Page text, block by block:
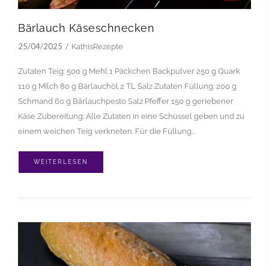
Bärlauch Käseschnecken
25/04/2025 KathisRezepte
Zutaten Teig: 500 g Mehl 1 Päckchen Backpulver 250 g Quark
110 g Milch 80 g Bärlauchöl 2 TL Salz Zutaten Füllung: 200 g
Schmand 60 g Bärlauchpesto Salz Pfeffer 150 g geriebener
Käse Zubereitung: Alle Zutaten in eine Schüssel geben und zu
einem weichen Teig verkneten. Für die Füllung…
WEITERLESEN